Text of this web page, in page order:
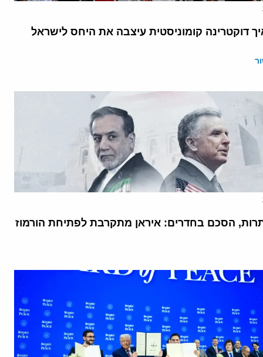
דוקטרינה קומוניסטית עיצבה את היחס לישראל
הסכם בחדרים: איראן מתקרבת לפתיחת הורמוז